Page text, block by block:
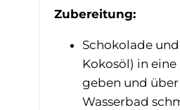
Zubereitung:
Schokolade
Kokosöl) in eine
geben und
Wasserbad